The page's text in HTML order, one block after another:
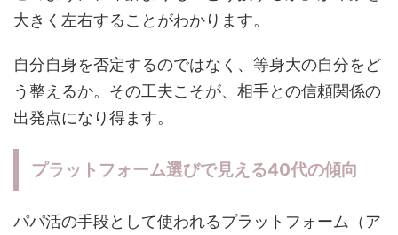
大きく左右することがわかります。
自分自身を否定するのではなく、等身大の自分をど
う整えるか。その工夫こそが、相手との信頼関係の
出発点になり得ます。
プラットフォーム選びで見える40代の傾向
パパ活の手段として使われるプラットフォーム（ア